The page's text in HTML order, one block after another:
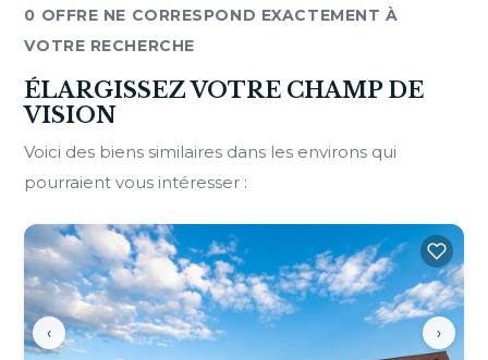
0 OFFRE NE CORRESPOND EXACTEMENT À
VOTRE RECHERCHE
ÉLARGISSEZ VOTRE CHAMP DE
VISION
Voici des biens similaires dans les environs qui
pourraient vous intéresser :
‹ ›